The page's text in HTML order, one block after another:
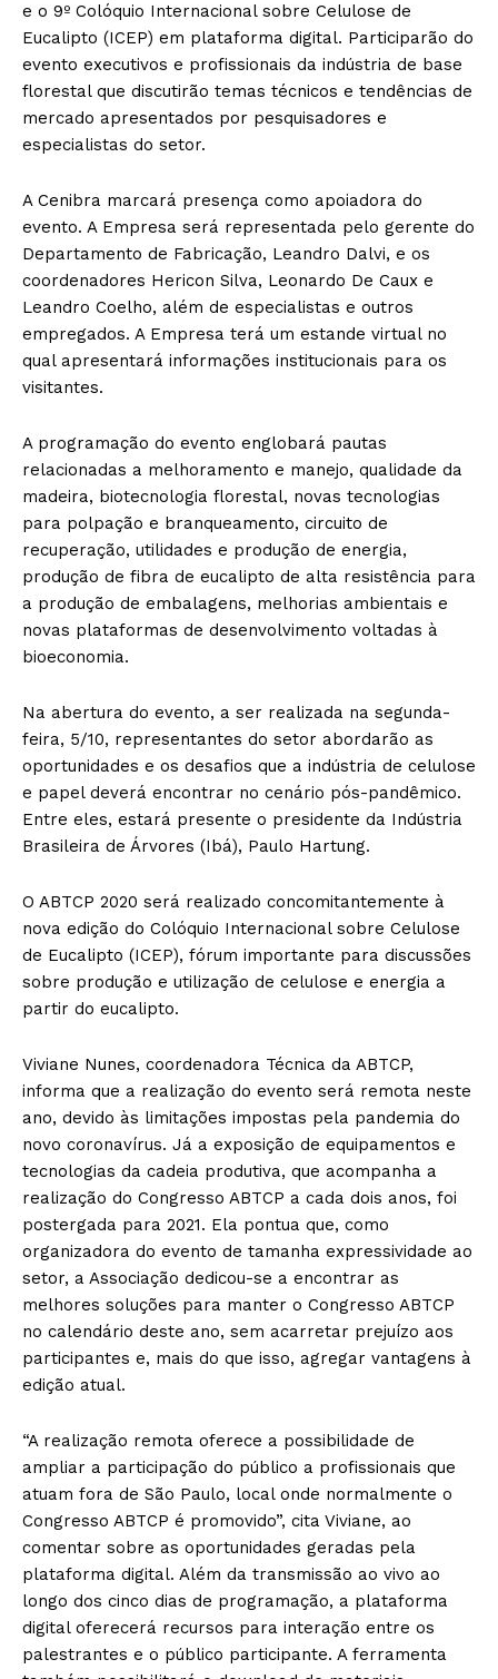
e o 9º Colóquio Internacional sobre Celulose de
Eucalipto (ICEP) em plataforma digital. Participarão do
evento executivos e profissionais da indústria de base
florestal que discutirão temas técnicos e tendências de
mercado apresentados por pesquisadores e
especialistas do setor.
A Cenibra marcará presença como apoiadora do
evento. A Empresa será representada pelo gerente do
Departamento de Fabricação, Leandro Dalvi, e os
coordenadores Hericon Silva, Leonardo De Caux e
Leandro Coelho, além de especialistas e outros
empregados. A Empresa terá um estande virtual no
qual apresentará informações institucionais para os
visitantes.
A programação do evento englobará pautas
relacionadas a melhoramento e manejo, qualidade da
madeira, biotecnologia florestal, novas tecnologias
para polpação e branqueamento, circuito de
recuperação, utilidades e produção de energia,
produção de fibra de eucalipto de alta resistência para
a produção de embalagens, melhorias ambientais e
novas plataformas de desenvolvimento voltadas à
bioeconomia.
Na abertura do evento, a ser realizada na segunda-
feira, 5/10, representantes do setor abordarão as
oportunidades e os desafios que a indústria de celulose
e papel deverá encontrar no cenário pós-pandêmico.
Entre eles, estará presente o presidente da Indústria
Brasileira de Árvores (Ibá), Paulo Hartung.
O ABTCP 2020 será realizado concomitantemente à
nova edição do Colóquio Internacional sobre Celulose
de Eucalipto (ICEP), fórum importante para discussões
sobre produção e utilização de celulose e energia a
partir do eucalipto.
Viviane Nunes, coordenadora Técnica da ABTCP,
informa que a realização do evento será remota neste
ano, devido às limitações impostas pela pandemia do
novo coronavírus. Já a exposição de equipamentos e
tecnologias da cadeia produtiva, que acompanha a
realização do Congresso ABTCP a cada dois anos, foi
postergada para 2021. Ela pontua que, como
organizadora do evento de tamanha expressividade ao
setor, a Associação dedicou-se a encontrar as
melhores soluções para manter o Congresso ABTCP
no calendário deste ano, sem acarretar prejuízo aos
participantes e, mais do que isso, agregar vantagens à
edição atual.
“A realização remota oferece a possibilidade de
ampliar a participação do público a profissionais que
atuam fora de São Paulo, local onde normalmente o
Congresso ABTCP é promovido”, cita Viviane, ao
comentar sobre as oportunidades geradas pela
plataforma digital. Além da transmissão ao vivo ao
longo dos cinco dias de programação, a plataforma
digital oferecerá recursos para interação entre os
palestrantes e o público participante. A ferramenta